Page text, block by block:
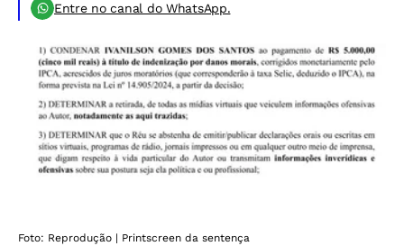
Entre no canal do WhatsApp.
Foto: Reprodução | Printscreen da sentença